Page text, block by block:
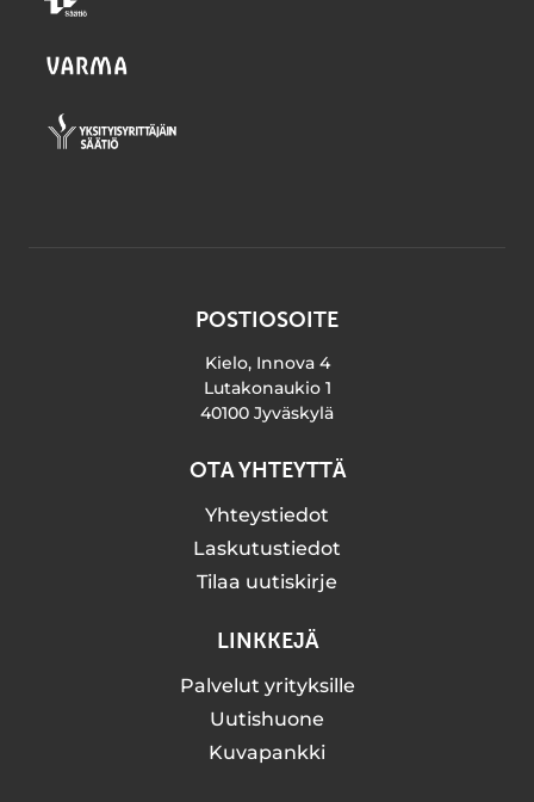
POSTIOSOITE
Kielo, Innova 4
Lutakonaukio 1
40100 Jyväskylä
OTA YHTEYTTÄ
Yhteystiedot
Laskutustiedot
Tilaa uutiskirje
LINKKEJÄ
Palvelut yrityksille
Uutishuone
Kuvapankki